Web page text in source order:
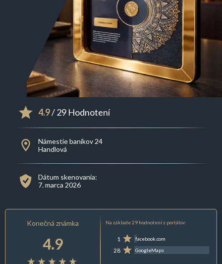
4.9/ 29 Hodnotení
Námestie baníkov 24
Handlová
Dátum skenovania:
7. marca 2026
Konečná známka
4.9
Na základe 29 hodnotení z portálov:
1 facebook.com
28 GoogleMaps